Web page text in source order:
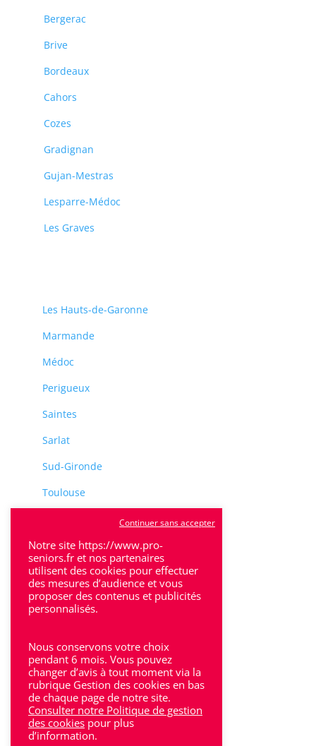
Bergerac
Brive
Bordeaux
Cahors
Cozes
Gradignan
Gujan-Mestras
Lesparre-Médoc
Les Graves
Les Hauts-de-Garonne
Marmande
Médoc
Perigueux
Saintes
Sarlat
Sud-Gironde
Toulouse
Villeneuve-Sur-Lot
Bron
Lyon
Lyon 6
Villeurbanne
Notre site https://www.pro-
seniors.fr et nos partenaires
utilisent des cookies pour effectuer
des mesures d’audience et vous
proposer des contenus et publicités
personnalisés.
Nous conservons votre choix
pendant 6 mois. Vous pouvez
changer d’avis à tout moment via la
rubrique Gestion des cookies en bas
de chaque page de notre site.
Consulter notre Politique de gestion
des cookies pour plus
d’information.
Continuer sans accepter